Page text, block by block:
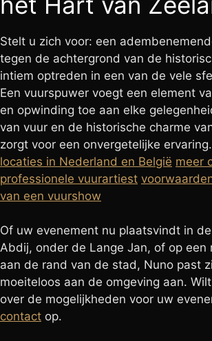
Stelt u zich voor: een
tegen de achtergrond van de
intiem optreden in een van de vele
Een vuurspuwer voegt een element
en opwinding toe aan elke
van vuur en de historische charme
zorgt voor een onvergetelijke ervaring.
locaties in Nederland en België meer
professionele vuurartiest
van een vuurshow
Of uw evenement nu plaatsvindt in
Abdij, onder de Lange Jan, of op een
aan de rand van de stad, Nuno past
moeiteloos aan de omgeving aan.
over de mogelijkheden voor uw
contact op.